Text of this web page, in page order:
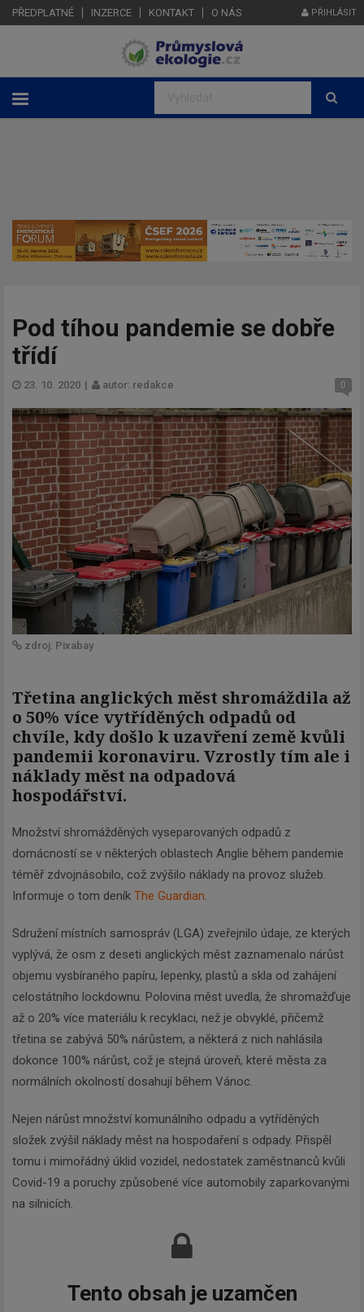
PŘEDPLATNÉ INZERCE KONTAKT O NÁS PŘIHLÁSIT
Pod tíhou pandemie se dobře
třídí
23. 10. 2020 | autor: redakce 0
zdroj: Pixabay
Třetina anglických měst shromáždila až
o 50% více vytříděných odpadů od
chvíle, kdy došlo k uzavření země kvůli
pandemii koronaviru. Vzrostly tím ale i
náklady měst na odpadová
hospodářství.
Množství shromážděných vyseparovaných odpadů z
domácností se v některých oblastech Anglie během pandemie
téměř zdvojnásobilo, což zvýšilo náklady na provoz služeb.
Informuje o tom deník The Guardian.
Sdružení místních samospráv (LGA) zveřejnilo údaje, ze kterých
vyplývá, že osm z deseti anglických měst zaznamenalo nárůst
objemu vysbíraného papíru, lepenky, plastů a skla od zahájení
celostátního lockdownu. Polovina měst uvedla, že shromažďuje
až o 20% více materiálu k recyklaci, než je obvyklé, přičemž
třetina se zabývá 50% nárůstem, a některá z nich nahlásila
dokonce 100% nárůst, což je stejná úroveň, které města za
normálních okolností dosahují během Vánoc.
Nejen nárůst množství komunálního odpadu a vytříděných
složek zvýšil náklady měst na hospodaření s odpady. Přispěl
tomu i mimořádný úklid vozidel, nedostatek zaměstnanců kvůli
Covid-19 a poruchy způsobené více automobily zaparkovanými
na silnicích.
Tento obsah je uzamčen